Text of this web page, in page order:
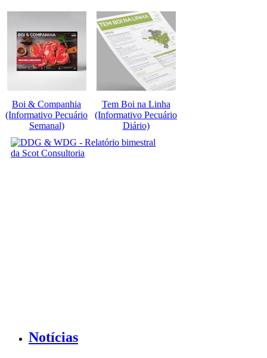
Boi & Companhia
(Informativo Pecuário
Semanal)
Tem Boi na Linha
(Informativo Pecuário
Diário)
Notícias